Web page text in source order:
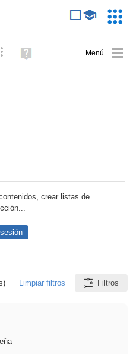
avanzada
Ayuda
(en
crear listas de
Limpiar filtros Filtros